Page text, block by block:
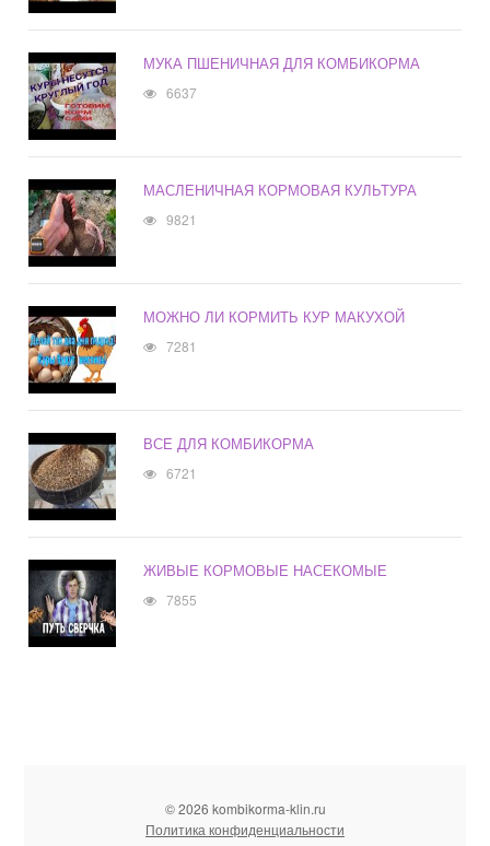
МУКА ПШЕНИЧНАЯ ДЛЯ КОМБИКОРМА
6637
МАСЛЕНИЧНАЯ КОРМОВАЯ КУЛЬТУРА
9821
МОЖНО ЛИ КОРМИТЬ КУР МАКУХОЙ
7281
ВСЕ ДЛЯ КОМБИКОРМА
6721
ЖИВЫЕ КОРМОВЫЕ НАСЕКОМЫЕ
7855
© 2026 kombikorma-klin.ru
Политика конфиденциальности